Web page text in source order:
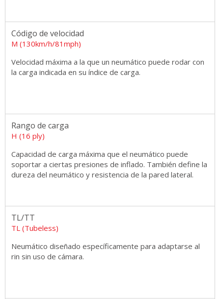
Código de velocidad
M (130km/h/81mph)
Velocidad máxima a la que un neumático puede rodar con
la carga indicada en su índice de carga.
Rango de carga
H (16 ply)
Capacidad de carga máxima que el neumático puede
soportar a ciertas presiones de inflado. También define la
dureza del neumático y resistencia de la pared lateral.
TL/TT
TL (Tubeless)
Neumático diseñado específicamente para adaptarse al
rin sin uso de cámara.